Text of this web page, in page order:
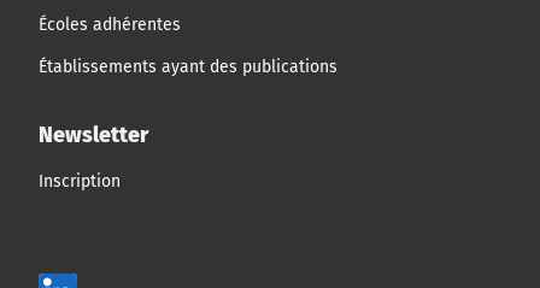
Écoles adhérentes
Établissements ayant des publications
Newsletter
Inscription